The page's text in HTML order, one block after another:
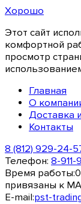
Хорошо
Этот сайт
комфортной
просмотр
Главная
О
Доставка
Контакты
8 (812) 929-24-
Телефон: 8-
Время работы:
привязаны к
E-mail:pst-